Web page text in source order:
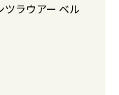
ラウアー ベル